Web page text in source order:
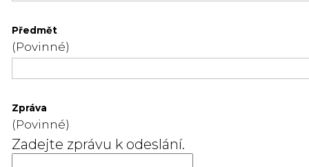
Předmět
(Povinné)
Zpráva
(Povinné)
Zadejte zprávu k odeslání.